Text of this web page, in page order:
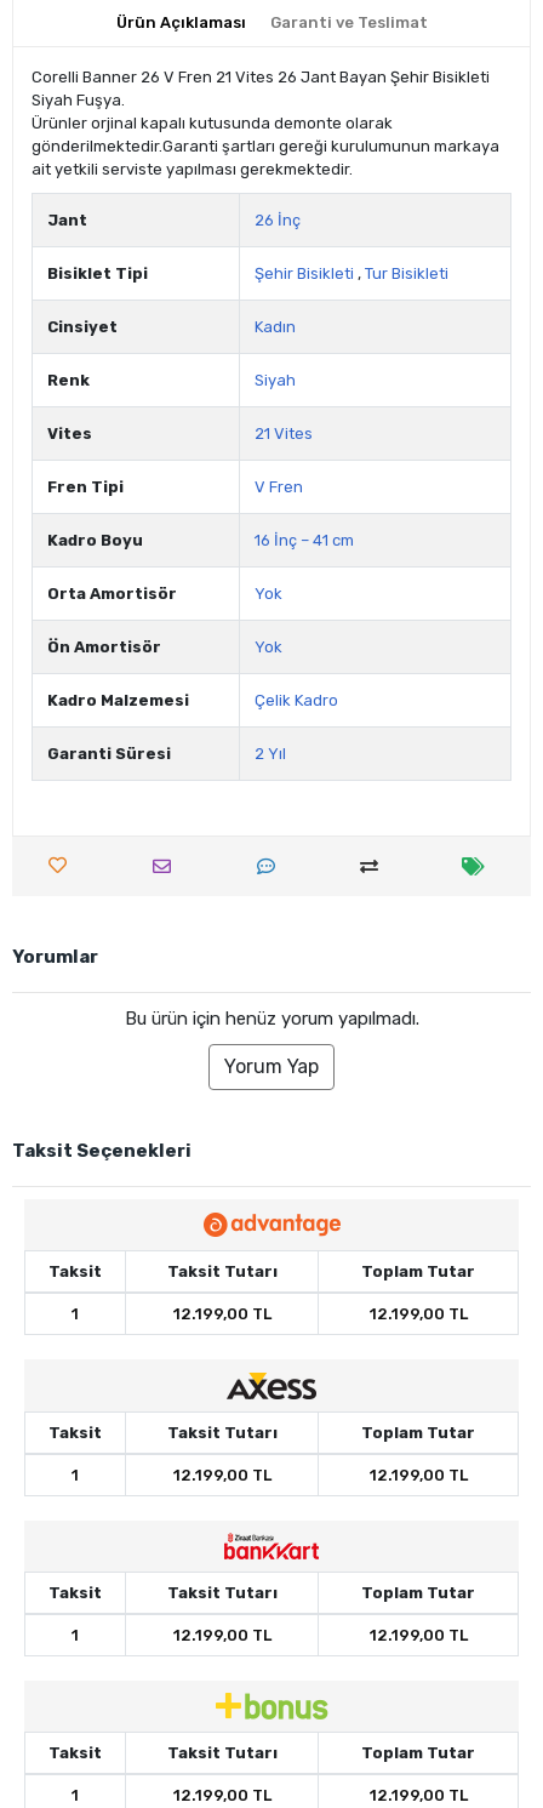
Ürün Açıklaması Garanti ve Teslimat
Corelli Banner 26 V Fren 21 Vites 26 Jant Bayan Şehir Bisikleti
Siyah Fuşya.
Ürünler orjinal kapalı kutusunda demonte olarak
gönderilmektedir.Garanti şartları gereği kurulumunun markaya
ait yetkili serviste yapılması gerekmektedir.
Jant 26 İnç
Bisiklet Tipi Şehir Bisikleti , Tur Bisikleti
Cinsiyet Kadın
Renk Siyah
Vites 21 Vites
Fren Tipi V Fren
Kadro Boyu 16 İnç – 41 cm
Orta Amortisör Yok
Ön Amortisör Yok
Kadro Malzemesi Çelik Kadro
Garanti Süresi 2 Yıl
Yorumlar
Bu ürün için henüz yorum yapılmadı.
Yorum Yap
Taksit Seçenekleri
Taksit Taksit Tutarı Toplam Tutar
1 12.199,00 TL 12.199,00 TL
Taksit Taksit Tutarı Toplam Tutar
1 12.199,00 TL 12.199,00 TL
Taksit Taksit Tutarı Toplam Tutar
1 12.199,00 TL 12.199,00 TL
Taksit Taksit Tutarı Toplam Tutar
1 12.199,00 TL 12.199,00 TL